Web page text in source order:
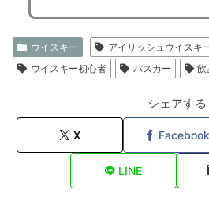
ウイスキー アイリッシュウイスキ
ウイスキー初心者
バスカー 飲
シェアする
X Facebook
LINE